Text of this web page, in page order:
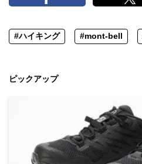
#ハイキング #mont-bell
ピックアップ